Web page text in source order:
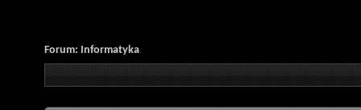
Forum: Informatyka